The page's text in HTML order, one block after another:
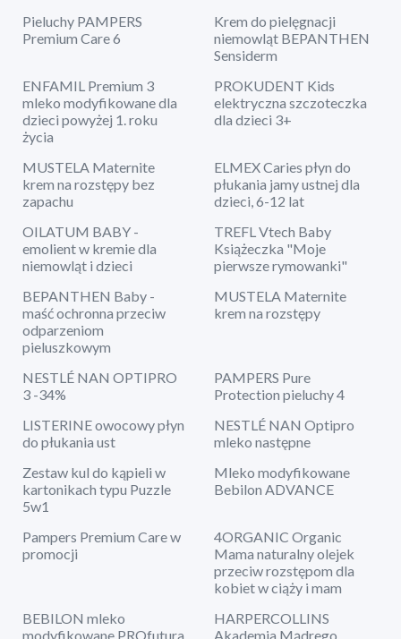
Pieluchy PAMPERS
Premium Care 6
Krem do pielęgnacji
niemowląt BEPANTHEN
Sensiderm
ENFAMIL Premium 3
mleko modyfikowane dla
dzieci powyżej 1. roku
życia
PROKUDENT Kids
elektryczna szczoteczka
dla dzieci 3+
MUSTELA Maternite
krem na rozstępy bez
zapachu
ELMEX Caries płyn do
płukania jamy ustnej dla
dzieci, 6-12 lat
OILATUM BABY -
emolient w kremie dla
niemowląt i dzieci
TREFL Vtech Baby
Książeczka "Moje
pierwsze rymowanki"
BEPANTHEN Baby -
maść ochronna przeciw
odparzeniom
pieluszkowym
MUSTELA Maternite
krem na rozstępy
NESTLÉ NAN OPTIPRO
3 -34%
PAMPERS Pure
Protection pieluchy 4
LISTERINE owocowy płyn
do płukania ust
NESTLÉ NAN Optipro
mleko następne
Zestaw kul do kąpieli w
kartonikach typu Puzzle
5w1
Mleko modyfikowane
Bebilon ADVANCE
Pampers Premium Care w
promocji
4ORGANIC Organic
Mama naturalny olejek
przeciw rozstępom dla
kobiet w ciąży i mam
BEBILON mleko
modyfikowane PROfutura
HARPERCOLLINS
Akademia Mądrego